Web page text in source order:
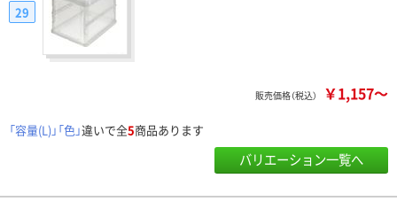
29
販売価格（税込） ￥1,157～
「容量(L)」「色」違いで全5商品あります
バリエーション一覧へ